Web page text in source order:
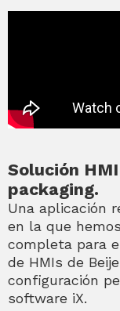
Solución
packaging.
Una aplicación
en la que
completa para
de HMIs de
configuración
software iX.